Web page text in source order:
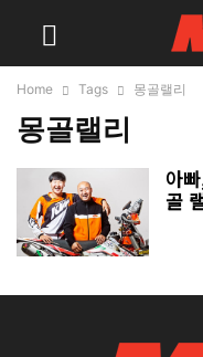
Home Tags 몽골랠리
몽골랠리
아
골